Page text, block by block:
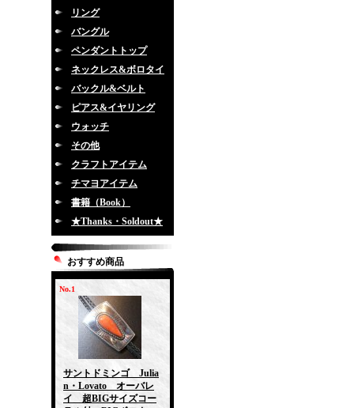
リング
バングル
ペンダントトップ
ネックレス&ボロタイ
バックル&ベルト
ピアス&イヤリング
ウォッチ
その他
クラフトアイテム
チマヨアイテム
書籍（Book）
★Thanks・Soldout★
おすすめ商品
No.1
サントドミンゴ Julia
n・Lovato オーバレ
イ 超BIGサイズコー